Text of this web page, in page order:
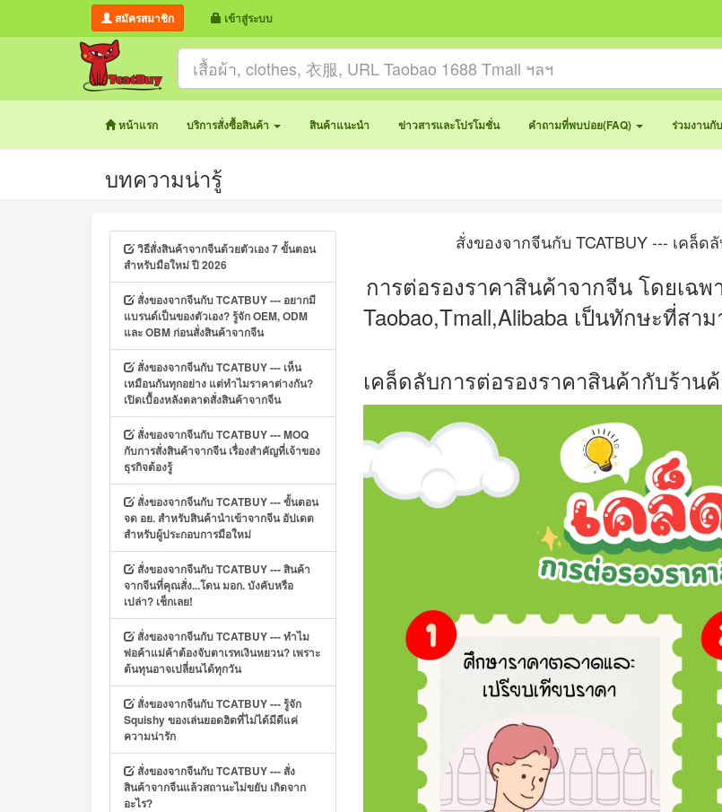
สมัครสมาชิก เข้าสู่ระบบ
หน้าแรก บริการสั่งซื้อสินค้า สินค้าแนะนำ ข่าวสารและโปรโมชั่น คำถามที่พบบ่อย(FAQ) ร่วมงานกั
บทความน่ารู้
วิธีสั่งสินค้าจากจีนด้วยตัวเอง 7 ขั้นตอน
สำหรับมือใหม่ ปี 2026
สั่งของจากจีนกับ TCATBUY --- อยากมี
แบรนด์เป็นของตัวเอง? รู้จัก OEM, ODM
และ OBM ก่อนสั่งสินค้าจากจีน
สั่งของจากจีนกับ TCATBUY --- เห็น
เหมือนกันทุกอย่าง แต่ทำไมราคาต่างกัน?
เปิดเบื้องหลังตลาดสั่งสินค้าจากจีน
สั่งของจากจีนกับ TCATBUY --- MOQ
กับการสั่งสินค้าจากจีน เรื่องสำคัญที่เจ้าของ
ธุรกิจต้องรู้
สั่งของจากจีนกับ TCATBUY --- ขั้นตอน
จด อย. สำหรับสินค้านำเข้าจากจีน อัปเดต
สำหรับผู้ประกอบการมือใหม่
สั่งของจากจีนกับ TCATBUY --- สินค้า
จากจีนที่คุณสั่ง...โดน มอก. บังคับหรือ
เปล่า? เช็กเลย!
สั่งของจากจีนกับ TCATBUY --- ทำไม
พ่อค้าแม่ค้าต้องจับตาเรทเงินหยวน? เพราะ
ต้นทุนอาจเปลี่ยนได้ทุกวัน
สั่งของจากจีนกับ TCATBUY --- รู้จัก
Squishy ของเล่นยอดฮิตที่ไม่ได้มีดีแค่
ความน่ารัก
สั่งของจากจีนกับ TCATBUY --- สั่ง
สินค้าจากจีนแล้วสถานะไม่ขยับ เกิดจาก
อะไร?
สั่งของจากจีนกับ TCATBUY --- เคล็
การต่อรองราคาสินค้าจากจีน โดยเฉ
Taobao,Tmall,Alibaba เป็นทักษะที่สา
เคล็ดลับการต่อรองราคาสินค้ากับร้าน